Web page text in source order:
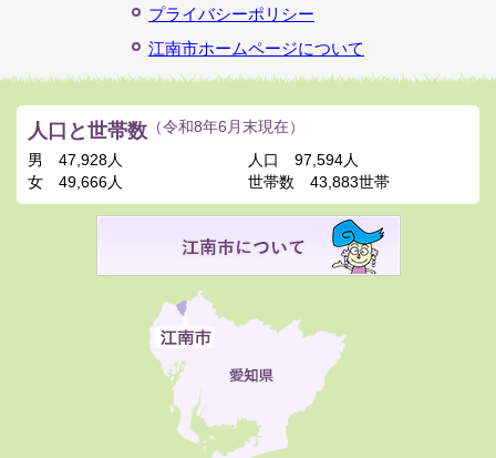
プライバシーポリシー
江南市ホームページについて
人口と世帯数 （令和8年6月末現在）
男
47,928人
女
49,666人
人口
97,594人
世帯数
43,883世帯